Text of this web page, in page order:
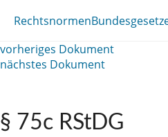
Rechtsnormen
vorheriges Dokument
nächstes Dokument
§ 75c RStDG